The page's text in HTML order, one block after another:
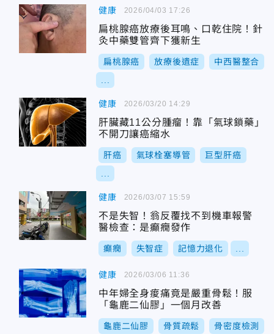
健康
扁桃腺癌放療後耳鳴、口乾住院！針
灸中藥雙管齊下獲新生
扁桃腺癌 放療後遺症 中西醫整合
2026/04/03 17:26
健康
肝臟藏11公分腫瘤！靠「氣球鎖藥」
不開刀讓癌縮水
肝癌 氣球栓塞導管 巨型肝癌
2026/03/20 14:29
健康
不是失智！翁反覆找不到機車報警
醫檢查：是癲癇發作
癲癇 失智症 記憶力退化
2026/03/07 15:59
健康
中年婦全身痠痛竟是嚴重骨鬆！服
「龜鹿二仙膠」一個月改善
龜鹿二仙膠 骨質疏鬆 骨密度檢測
2026/03/06 11:36